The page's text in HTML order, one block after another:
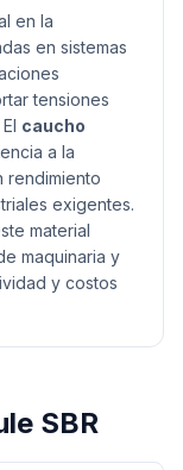
en la
en sistemas
tensiones
caucho
a la
rendimiento
exigentes.
material
maquinaria y
y costos
SBR